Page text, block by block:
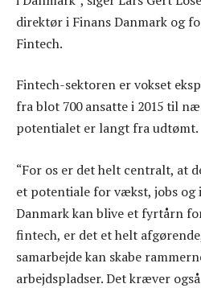
direktør i Finans Danmark og
Fintech.
Fintech-sektoren er vokset
fra blot 700 ansatte i 2015 til
potentialet er langt fra udtømt.
“For os er det helt centralt, at
et potentiale for vækst, jobs og
Danmark kan blive et fyrtårn
fintech, er det et helt
samarbejde kan skabe
arbejdspladser. Det kræver